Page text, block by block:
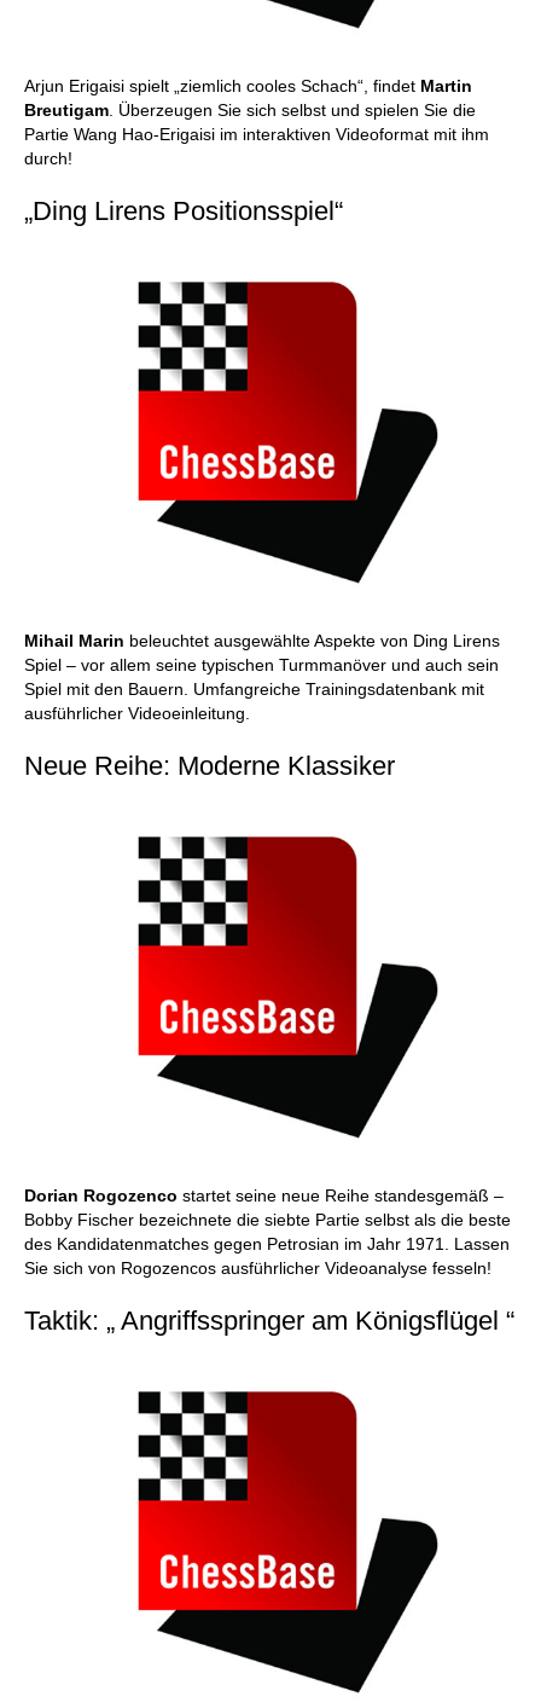
Arjun Erigaisi spielt „ziemlich cooles Schach“, findet Martin
Breutigam . Überzeugen Sie sich selbst und spielen Sie die
Partie Wang Hao-Erigaisi im interaktiven Videoformat mit ihm
durch!
„Ding Lirens Positionsspiel“
Mihail Marin beleuchtet ausgewählte Aspekte von Ding Lirens
Spiel – vor allem seine typischen Turmmanöver und auch sein
Spiel mit den Bauern. Umfangreiche Trainingsdatenbank mit
ausführlicher Videoeinleitung.
Neue Reihe: Moderne Klassiker
Dorian Rogozenco startet seine neue Reihe standesgemäß –
Bobby Fischer bezeichnete die siebte Partie selbst als die beste
des Kandidatenmatches gegen Petrosian im Jahr 1971. Lassen
Sie sich von Rogozencos ausführlicher Videoanalyse fesseln!
Taktik: „ Angriffsspringer am Königsflügel “